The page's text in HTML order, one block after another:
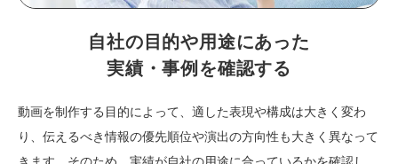
自社の目的や用途にあった
実績・事例を確認する
動画を制作する目的によって、適した表現や構成は大きく変わ
り、伝えるべき情報の優先順位や演出の方向性も大きく異なって
きます。そのため、実績が自社の用途に合っているかを確認し、